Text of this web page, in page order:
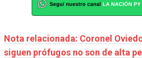
Nota relacionada: Coronel
siguen prófugos no son de alta